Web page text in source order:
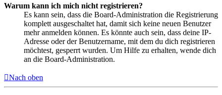
Warum kann ich mich nicht registrieren?
Es kann sein, dass die Board-Administration die Registrierung
komplett ausgeschaltet hat, damit sich keine neuen Benutzer
mehr anmelden können. Es könnte auch sein, dass deine IP-
Adresse oder der Benutzername, mit dem du dich registrieren
möchtest, gesperrt wurden. Um Hilfe zu erhalten, wende dich
an die Board-Administration.
Nach oben